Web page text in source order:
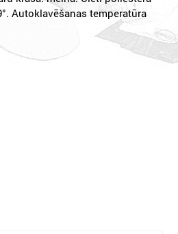
Autoklavēšanas temperatūra